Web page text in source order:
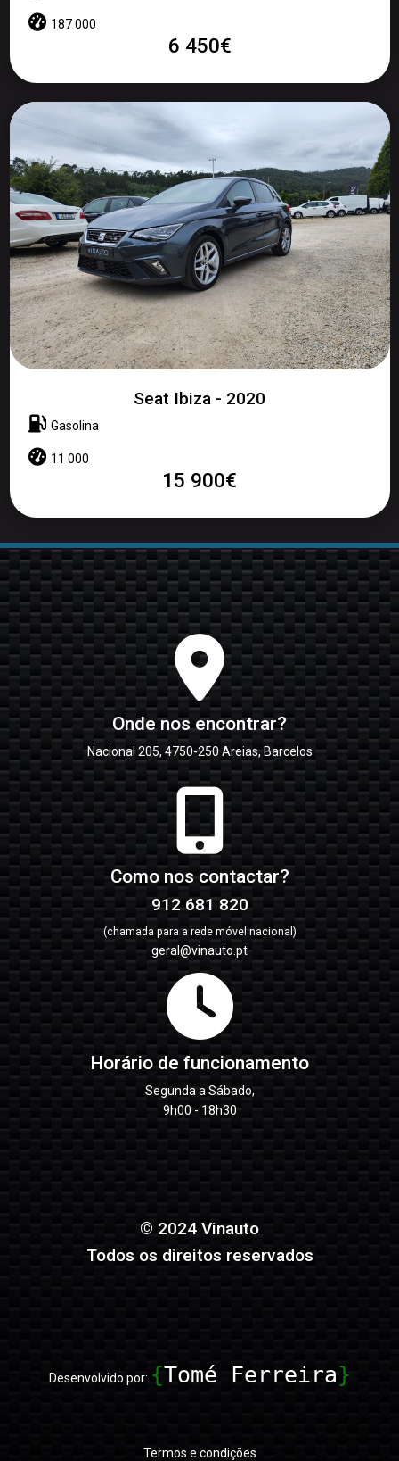
187 000
6 450€
Seat Ibiza - 2020
Gasolina
11 000
15 900€
Onde nos encontrar?
Nacional 205, 4750-250 Areias, Barcelos
Como nos contactar?
912 681 820
(chamada para a rede móvel nacional)
geral@vinauto.pt
Horário de funcionamento
Segunda a Sábado,
9h00 - 18h30
© 2024 Vinauto
Todos os direitos reservados
Desenvolvido por: {Tomé Ferreira}
Termos e condições